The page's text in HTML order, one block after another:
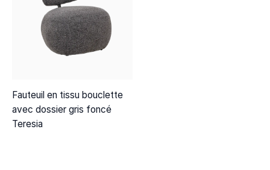
Fauteuil en tissu bouclette
avec dossier gris foncé
Teresia